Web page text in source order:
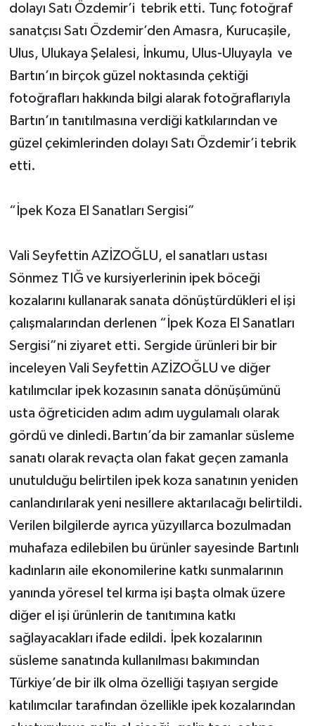
dolayı Satı Özdemir’i tebrik etti. Tunç fotoğraf
sanatçısı Satı Özdemir’den Amasra, Kurucaşile,
Ulus, Ulukaya Şelalesi, İnkumu, Ulus-Uluyayla ve
Bartın’ın birçok güzel noktasında çektiği
fotoğrafları hakkında bilgi alarak fotoğraflarıyla
Bartın’ın tanıtılmasına verdiği katkılarından ve
güzel çekimlerinden dolayı Satı Özdemir’i tebrik
etti.
“İpek Koza El Sanatları Sergisi”
Vali Seyfettin AZİZOĞLU, el sanatları ustası
Sönmez TIĞ ve kursiyerlerinin ipek böceği
kozalarını kullanarak sanata dönüştürdükleri el işi
çalışmalarından derlenen “İpek Koza El Sanatları
Sergisi”ni ziyaret etti. Sergide ürünleri bir bir
inceleyen Vali Seyfettin AZİZOĞLU ve diğer
katılımcılar ipek kozasının sanata dönüşümünü
usta öğreticiden adım adım uygulamalı olarak
gördü ve dinledi.Bartın’da bir zamanlar süsleme
sanatı olarak revaçta olan fakat geçen zamanla
unutulduğu belirtilen ipek koza sanatının yeniden
canlandırılarak yeni nesillere aktarılacağı belirtildi.
Verilen bilgilerde ayrıca yüzyıllarca bozulmadan
muhafaza edilebilen bu ürünler sayesinde Bartınlı
kadınların aile ekonomilerine katkı sunmalarının
yanında yöresel tel kırma işi başta olmak üzere
diğer el işi ürünlerin de tanıtımına katkı
sağlayacakları ifade edildi. İpek kozalarının
süsleme sanatında kullanılması bakımından
Türkiye’de bir ilk olma özelliği taşıyan sergide
katılımcılar tarafından özellikle ipek kozalarından